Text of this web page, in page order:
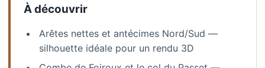
À découvrir
Arêtes nettes et antécimes Nord/Sud —
silhouette idéale pour un rendu 3D